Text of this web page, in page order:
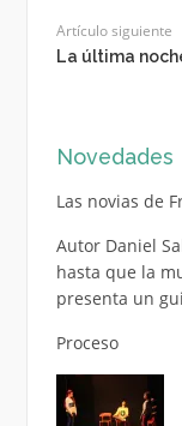
Artículo siguiente
La última
Novedades
Las novias de
Autor Daniel
hasta que la
presenta un
Proceso